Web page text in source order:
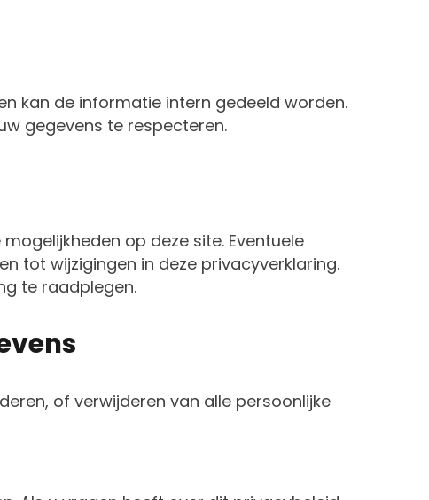
kan de informatie intern gedeeld worden.
gegevens te respecteren.
op deze site. Eventuele
tot wijzigingen in deze privacyverklaring.
te raadplegen.
of verwijderen van alle persoonlijke